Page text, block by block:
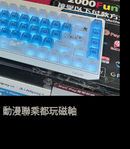
動漫聯乘都玩磁軸